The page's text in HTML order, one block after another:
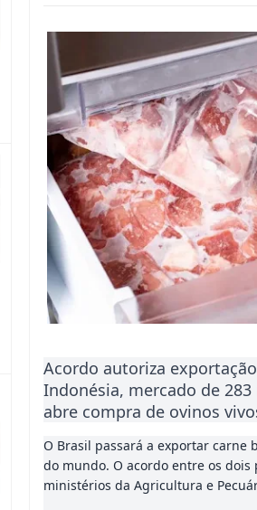
Acordo autoriza
Indonésia, mercado de
abre compra de ovinos
O Brasil passará a exportar
do mundo. O acordo entre os
ministérios da Agricultura e